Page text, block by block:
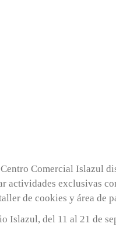
Comercial Islazul
actividades exclusivas
de cookies y área de
Islazul, del 11 al 21 de